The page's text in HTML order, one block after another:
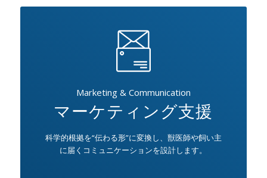
Marketing & Communication
マーケティング支援
科学的根拠を“伝わる形”に変換し、獣医師や飼い主
に届くコミュニケーションを設計します。